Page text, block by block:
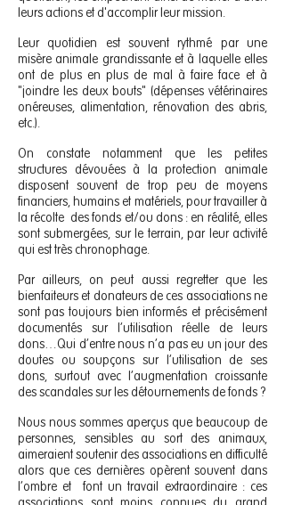
leurs actions et d'accomplir leur mission.
Leur quotidien est souvent rythmé par une
misère animale grandissante et à laquelle elles
ont de plus en plus de mal à faire face et à
"joindre les deux bouts" (dépenses vétérinaires
onéreuses, alimentation, rénovation des abris,
etc.).
On constate notamment que les petites
structures dévouées à la protection animale
disposent souvent de trop peu de moyens
financiers, humains et matériels, pour travailler à
la récolte des fonds et/ou dons : en réalité, elles
sont submergées, sur le terrain, par leur activité
qui est très chronophage.
Par ailleurs, on peut aussi regretter que les
bienfaiteurs et donateurs de ces associations ne
sont pas toujours bien informés et précisément
documentés sur l’utilisation réelle de leurs
dons…Qui d’entre nous n’a pas eu un jour des
doutes ou soupçons sur l’utilisation de ses
dons, surtout avec l’augmentation croissante
des scandales sur les détournements de fonds ?
Nous nous sommes aperçus que beaucoup de
personnes, sensibles au sort des animaux,
aimeraient soutenir des associations en difficulté
alors que ces dernières opèrent souvent dans
l’ombre et font un travail extraordinaire : ces